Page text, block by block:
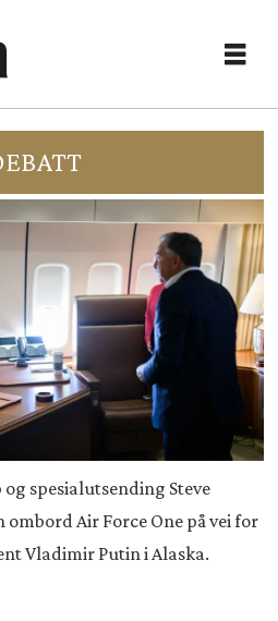
spesialutsending Steve
Air Force One på vei for
Vladimir Putin i Alaska.